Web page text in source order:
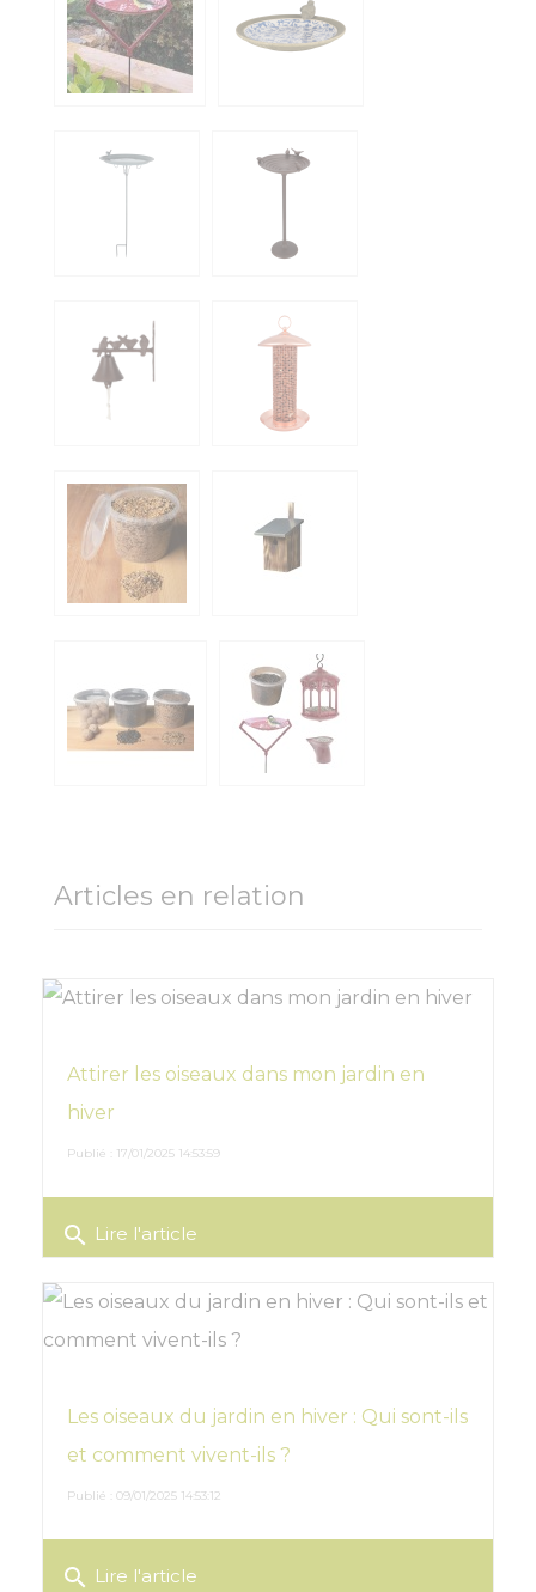
Articles en relation
Attirer les oiseaux dans mon jardin en
hiver
Publié : 17/01/2025 14:53:59
search Lire l'article
Les oiseaux du jardin en hiver : Qui sont-ils
et comment vivent-ils ?
Publié : 09/01/2025 14:53:12
search Lire l'article